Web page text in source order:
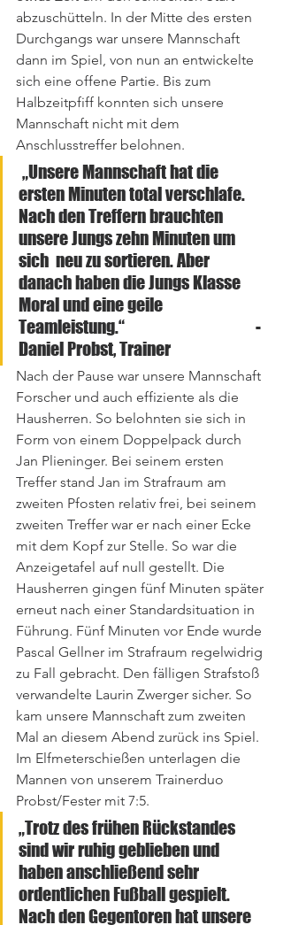
abzuschütteln. In der Mitte des ersten
Durchgangs war unsere Mannschaft
dann im Spiel, von nun an entwickelte
sich eine offene Partie. Bis zum
Halbzeitpfiff konnten sich unsere
Mannschaft nicht mit dem
Anschlusstreffer belohnen.
ersten Minuten total verschlafe.
Nach den Treffern brauchten
unsere Jungs zehn Minuten um
sich  neu zu sortieren. Aber
danach haben die Jungs Klasse
Moral und eine geile
Teamleistung.“                                     -
Daniel Probst, Trainer
Nach der Pause war unsere Mannschaft
Forscher und auch effiziente als die
Hausherren. So belohnten sie sich in
Form von einem Doppelpack durch
Jan Plieninger. Bei seinem ersten
Treffer stand Jan im Strafraum am
zweiten Pfosten relativ frei, bei seinem
zweiten Treffer war er nach einer Ecke
mit dem Kopf zur Stelle. So war die
Anzeigetafel auf null gestellt. Die
Hausherren gingen fünf Minuten später
erneut nach einer Standardsituation in
Führung. Fünf Minuten vor Ende wurde
Pascal Gellner im Strafraum regelwidrig
zu Fall gebracht. Den fälligen Strafstoß
verwandelte Laurin Zwerger sicher. So
kam unsere Mannschaft zum zweiten
Mal an diesem Abend zurück ins Spiel.
Im Elfmeterschießen unterlagen die
Mannen von unserem Trainerduo
Probst/Fester mit 7:5.
„Trotz des frühen Rückstandes
sind wir ruhig geblieben und
haben anschließend sehr
ordentlichen Fußball gespielt.
Nach den Gegentoren hat unsere